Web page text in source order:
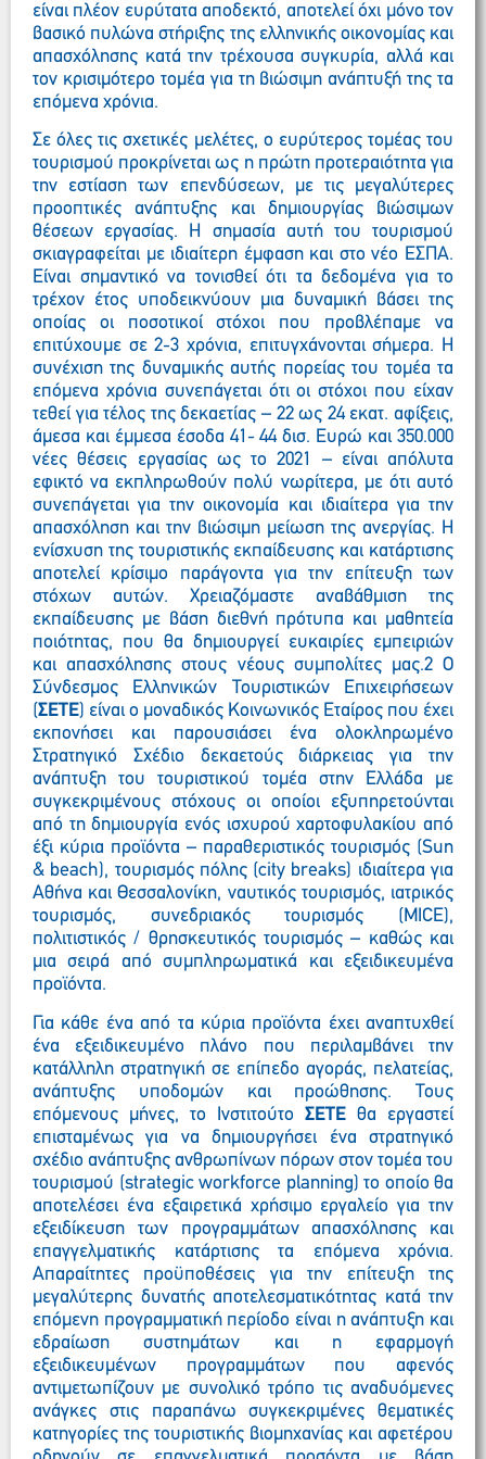
είναι πλέον ευρύτατα αποδεκτό, αποτελεί όχι μόνο τον
βασικό πυλώνα στήριξης της ελληνικής οικονομίας και
απασχόλησης κατά την τρέχουσα συγκυρία, αλλά και
τον κρισιμότερο τομέα για τη βιώσιμη ανάπτυξή της τα
επόμενα χρόνια.
Σε όλες τις σχετικές μελέτες, ο ευρύτερος τομέας του
τουρισμού προκρίνεται ως η πρώτη προτεραιότητα για
την εστίαση των επενδύσεων, με τις μεγαλύτερες
προοπτικές ανάπτυξης και δημιουργίας βιώσιμων
θέσεων εργασίας. Η σημασία αυτή του τουρισμού
σκιαγραφείται με ιδιαίτερη έμφαση και στο νέο ΕΣΠΑ.
Είναι σημαντικό να τονισθεί ότι τα δεδομένα για το
τρέχον έτος υποδεικνύουν μια δυναμική βάσει της
οποίας οι ποσοτικοί στόχοι που προβλέπαμε να
επιτύχουμε σε 2-3 χρόνια, επιτυγχάνονται σήμερα. Η
συνέχιση της δυναμικής αυτής πορείας του τομέα τα
επόμενα χρόνια συνεπάγεται ότι οι στόχοι που είχαν
τεθεί για τέλος της δεκαετίας – 22 ως 24 εκατ. αφίξεις,
άμεσα και έμμεσα έσοδα 41- 44 δισ. Ευρώ και 350.000
νέες θέσεις εργασίας ως το 2021 – είναι απόλυτα
εφικτό να εκπληρωθούν πολύ νωρίτερα, με ότι αυτό
συνεπάγεται για την οικονομία και ιδιαίτερα για την
απασχόληση και την βιώσιμη μείωση της ανεργίας. Η
ενίσχυση της τουριστικής εκπαίδευσης και κατάρτισης
αποτελεί κρίσιμο παράγοντα για την επίτευξη των
στόχων αυτών. Χρειαζόμαστε αναβάθμιση της
εκπαίδευσης με βάση διεθνή πρότυπα και μαθητεία
ποιότητας, που θα δημιουργεί ευκαιρίες εμπειριών
και απασχόλησης στους νέους συμπολίτες μας.2 Ο
Σύνδεσμος Ελληνικών Τουριστικών Επιχειρήσεων
(ΣΕΤΕ) είναι ο μοναδικός Κοινωνικός Εταίρος που έχει
εκπονήσει και παρουσιάσει ένα ολοκληρωμένο
Στρατηγικό Σχέδιο δεκαετούς διάρκειας για την
ανάπτυξη του τουριστικού τομέα στην Ελλάδα με
συγκεκριμένους στόχους οι οποίοι εξυπηρετούνται
από τη δημιουργία ενός ισχυρού χαρτοφυλακίου από
έξι κύρια προϊόντα – παραθεριστικός τουρισμός (Sun
& beach), τουρισμός πόλης (city breaks) ιδιαίτερα για
Αθήνα και Θεσσαλονίκη, ναυτικός τουρισμός, ιατρικός
τουρισμός, συνεδριακός τουρισμός (MICE),
πολιτιστικός / θρησκευτικός τουρισμός – καθώς και
μια σειρά από συμπληρωματικά και εξειδικευμένα
προϊόντα.
Για κάθε ένα από τα κύρια προϊόντα έχει αναπτυχθεί
ένα εξειδικευμένο πλάνο που περιλαμβάνει την
κατάλληλη στρατηγική σε επίπεδο αγοράς, πελατείας,
ανάπτυξης υποδομών και προώθησης. Τους
επόμενους μήνες, το Ινστιτούτο ΣΕΤΕ θα εργαστεί
επισταμένως για να δημιουργήσει ένα στρατηγικό
σχέδιο ανάπτυξης ανθρωπίνων πόρων στον τομέα του
τουρισμού (strategic workforce planning) το οποίο θα
αποτελέσει ένα εξαιρετικά χρήσιμο εργαλείο για την
εξειδίκευση των προγραμμάτων απασχόλησης και
επαγγελματικής κατάρτισης τα επόμενα χρόνια.
Απαραίτητες προϋποθέσεις για την επίτευξη της
μεγαλύτερης δυνατής αποτελεσματικότητας κατά την
επόμενη προγραμματική περίοδο είναι η ανάπτυξη και
εδραίωση συστημάτων και η εφαρμογή
εξειδικευμένων προγραμμάτων που αφενός
αντιμετωπίζουν με συνολικό τρόπο τις αναδυόμενες
ανάγκες στις παραπάνω συγκεκριμένες θεματικές
κατηγορίες της τουριστικής βιομηχανίας και αφετέρου